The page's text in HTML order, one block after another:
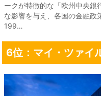
ークが特徴的な「欧州中央銀
な影響を与え、各国の金融政
199…
6位：マイ・ツァイ